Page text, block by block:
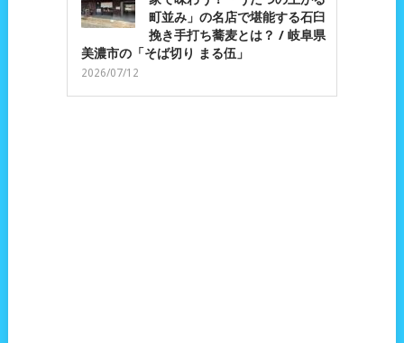
町並み」の名店で堪能する石臼
挽き手打ち蕎麦とは？ / 岐阜県
美濃市の「そば切り まる伍」
2026/07/12